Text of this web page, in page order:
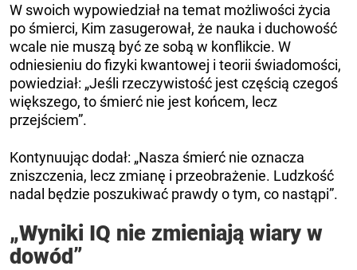
W swoich wypowiedział na temat możliwości życia
po śmierci, Kim zasugerował, że nauka i duchowość
wcale nie muszą być ze sobą w konflikcie. W
odniesieniu do fizyki kwantowej i teorii świadomości,
powiedział: „Jeśli rzeczywistość jest częścią czegoś
większego, to śmierć nie jest końcem, lecz
przejściem”.
Kontynuując dodał: „Nasza śmierć nie oznacza
zniszczenia, lecz zmianę i przeobrażenie. Ludzkość
nadal będzie poszukiwać prawdy o tym, co nastąpi”.
„Wyniki IQ nie zmieniają wiary w
dowód”